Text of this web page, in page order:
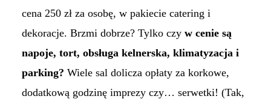
cena 250 zł za osobę, w pakiecie catering i
dekoracje. Brzmi dobrze? Tylko czy w cenie są
napoje, tort, obsługa kelnerska, klimatyzacja i
parking? Wiele sal dolicza opłaty za korkowe,
dodatkową godzinę imprezy czy… serwetki! (Tak,